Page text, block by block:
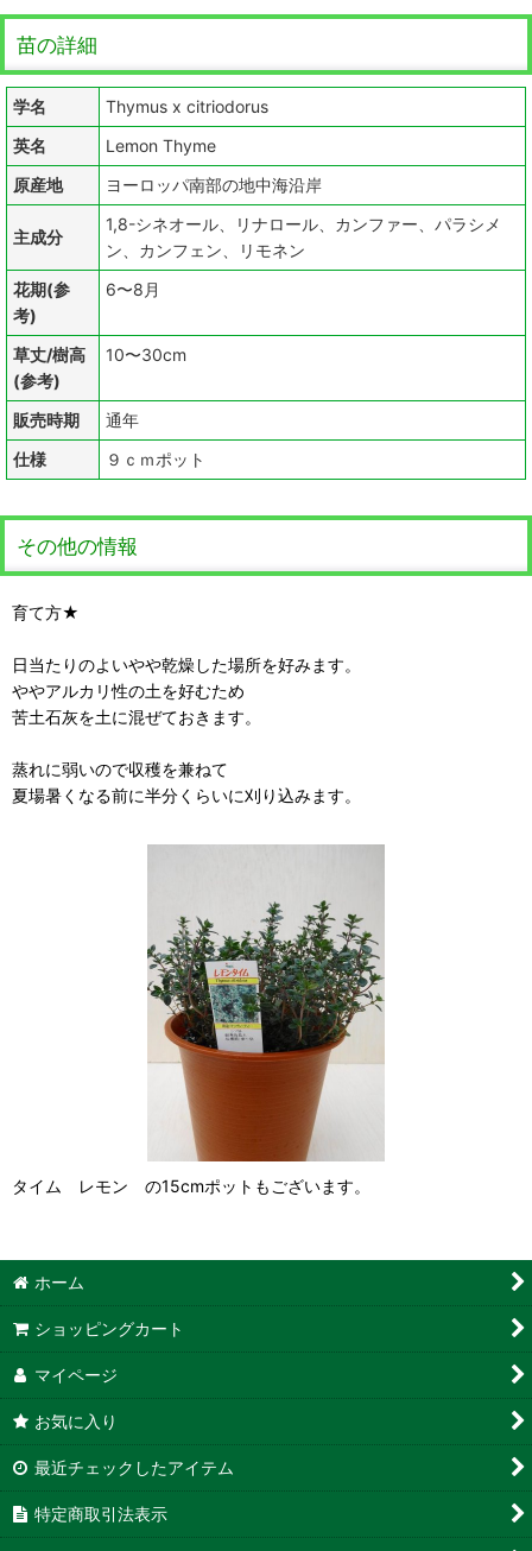
苗の詳細
学名
Thymus x citriodorus
英名
Lemon Thyme
原産地
ヨーロッパ南部の地中海沿岸
主成分
1,8-シネオール、リナロール、カンファー、パラシメ
ン、カンフェン、リモネン
花期(参
考)
6〜8月
草丈/樹高
(参考)
10〜30cm
販売時期
通年
仕様
９ｃｍポット
その他の情報
育て方★
日当たりのよいやや乾燥した場所を好みます。
ややアルカリ性の土を好むため
苦土石灰を土に混ぜておきます。
蒸れに弱いので収穫を兼ねて
夏場暑くなる前に半分くらいに刈り込みます。
タイム レモン の15cmポットもございます。
ホーム
ショッピングカート
マイページ
お気に入り
最近チェックしたアイテム
特定商取引法表示